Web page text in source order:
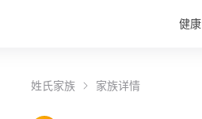
健康
姓氏家族 家族详情